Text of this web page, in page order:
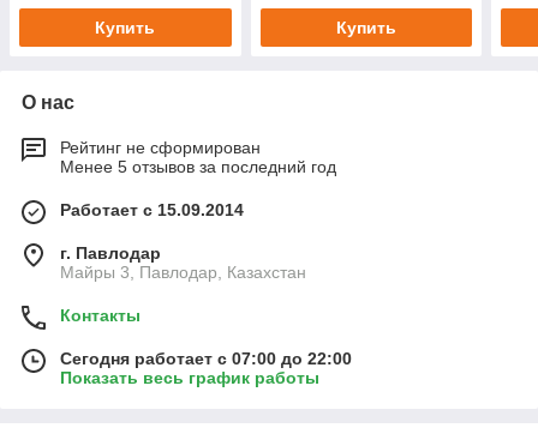
Купить Купить
О нас
Рейтинг не сформирован
Менее 5 отзывов за последний год
Работает с 15.09.2014
г. Павлодар
Майры 3, Павлодар, Казахстан
Контакты
Сегодня работает с 07:00 до 22:00
Показать весь график работы